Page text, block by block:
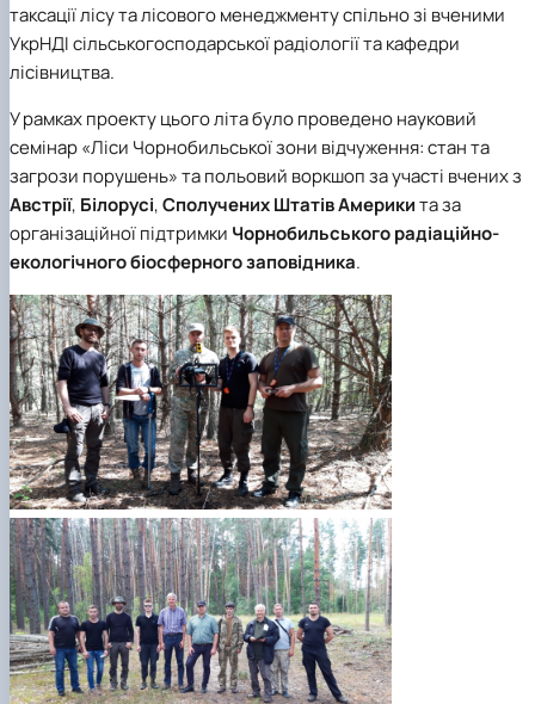
таксації лісу та лісового менеджменту спільно зі вченими
УкрНДІ сільськогосподарської радіології та кафедри
лісівництва.
У рамках проекту цього літа було проведено науковий
семінар «Ліси Чорнобильської зони відчуження: стан та
загрози порушень» та польовий воркшоп за участі вчених з
Австрії, Білорусі,Сполучених Штатів Америкита за
організаційної підтримки Чорнобильського радіаційно-
екологічного біосферного заповідника.